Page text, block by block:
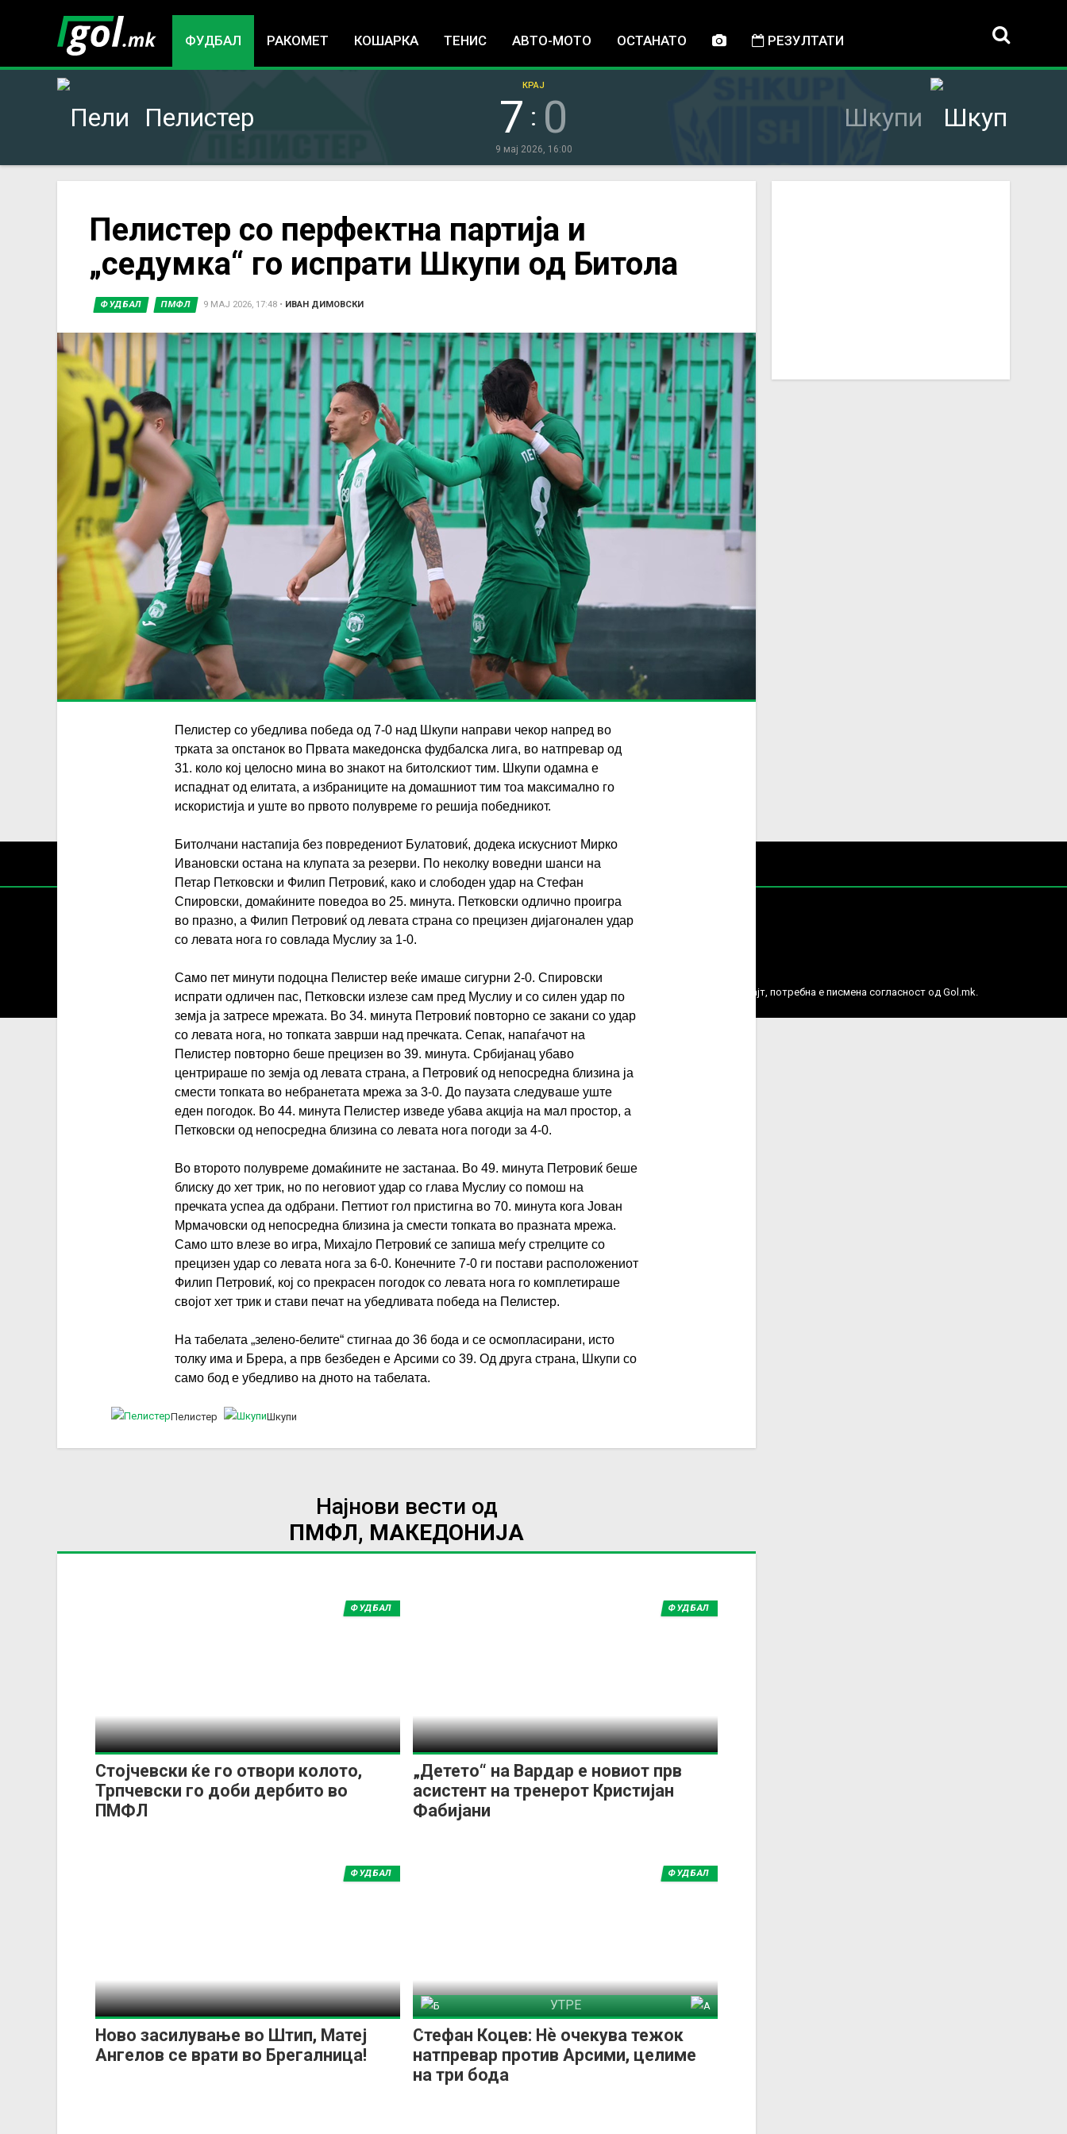
ФУДБАЛ РАКОМЕТ КОШАРКА ТЕНИС АВТО-МОТО ОСТАНАТО РЕЗУЛТАТИ
Пелистер Шкупи
7 : 0
КРАЈ
9 мај 2026, 16:00
here
Пелистер со перфектна партија и
„седумка“ го испрати Шкупи од Битола
ФУДБАЛ ПМФЛ 9 МАЈ 2026, 17:48 • ИВАН ДИМОВСКИ
Пелистер со убедлива победа од 7-0 над Шкупи направи чекор напред во
трката за опстанок во Првата македонска фудбалска лига, во натпревар од
31. коло кој целосно мина во знакот на битолскиот тим. Шкупи одамна е
испаднат од елитата, а избраниците на домашниот тим тоа максимално го
искористија и уште во првото полувреме го решија победникот.
Битолчани настапија без повредениот Булатовиќ, додека искусниот Мирко
Ивановски остана на клупата за резерви. По неколку воведни шанси на
Петар Петковски и Филип Петровиќ, како и слободен удар на Стефан
Спировски, домаќините поведоа во 25. минута. Петковски одлично проигра
во празно, а Филип Петровиќ од левата страна со прецизен дијагонален удар
со левата нога го совлада Муслиу за 1-0.
Само пет минути подоцна Пелистер веќе имаше сигурни 2-0. Спировски
испрати одличен пас, Петковски излезе сам пред Муслиу и со силен удар по
земја ја затресе мрежата. Во 34. минута Петровиќ повторно се закани со удар
со левата нога, но топката заврши над пречката. Сепак, напаѓачот на
Пелистер повторно беше прецизен во 39. минута. Србијанац убаво
центрираше по земја од левата страна, а Петровиќ од непосредна близина ја
смести топката во небранетата мрежа за 3-0. До паузата следуваше уште
еден погодок. Во 44. минута Пелистер изведе убава акција на мал простор, а
Петковски од непосредна близина со левата нога погоди за 4-0.
Во второто полувреме домаќините не застанаа. Во 49. минута Петровиќ беше
блиску до хет трик, но по неговиот удар со глава Муслиу со помош на
пречката успеа да одбрани. Петтиот гол пристигна во 70. минута кога Јован
Мрмачовски од непосредна близина ја смести топката во празната мрежа.
Само што влезе во игра, Михајло Петровиќ се запиша меѓу стрелците со
прецизен удар со левата нога за 6-0. Конечните 7-0 ги постави расположениот
Филип Петровиќ, кој со прекрасен погодок со левата нога го комплетираше
својот хет трик и стави печат на убедливата победа на Пелистер.
На табелата „зелено-белите“ стигнаа до 36 бода и се осмопласирани, исто
толку има и Брера, а прв безбеден е Арсими со 39. Од друга страна, Шкупи со
само бод е убедливо на дното на табелата.
Пелистер Шкупи
Најнови вести од
ПМФЛ, МАКЕДОНИЈА
Стојчевски ќе го отвори колото,
Трпчевски го доби дербито во
ПМФЛ
ФУДБАЛ
„Детето“ на Вардар е новиот прв
асистент на тренерот Кристијан
Фабијани
ФУДБАЛ
Ново засилување во Штип, Матеј
Ангелов се врати во Брегалница!
ФУДБАЛ
Стефан Коцев: Нѐ очекува тежок
натпревар против Арсими, целиме
на три бода
ФУДБАЛ
УТРЕ
ИМПРЕСУМ МАРКЕТИНГ КОНТАКТ
© 2016-2026 Gol.mk
Содржините на Gol.mk се заштитени со Законот за авторското право и сродните права.
За секоја форма на распространување, репродукција или комерцијална употреба на текстови, фотографии или податоци од овој веб сајт, потребна е писмена согласност од Gol.mk.